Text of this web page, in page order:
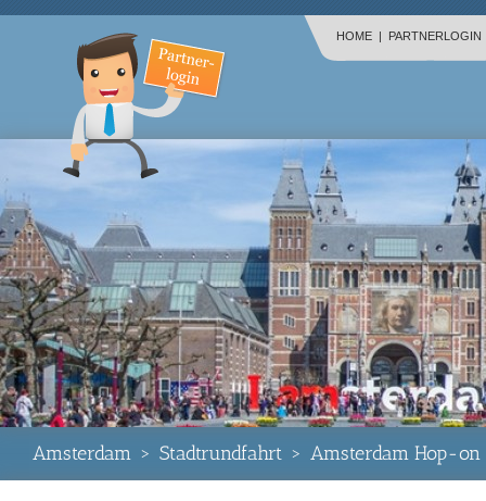
HOME | PARTNERLOGIN
Amsterdam > Stadtrundfahrt > Amsterdam Hop-